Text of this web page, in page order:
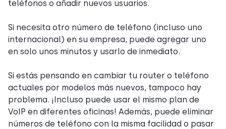
teléfonos o añadir nuevos usuarios.
Si necesita otro número de teléfono (incluso uno
internacional) en su empresa, puede agregar uno
en solo unos minutos y usarlo de inmediato.
Si estás pensando en cambiar tu router o teléfono
actuales por modelos más nuevos, tampoco hay
problema. ¡Incluso puede usar el mismo plan de
VoIP en diferentes oficinas! Además, puede eliminar
números de teléfono con la misma facilidad o pasar